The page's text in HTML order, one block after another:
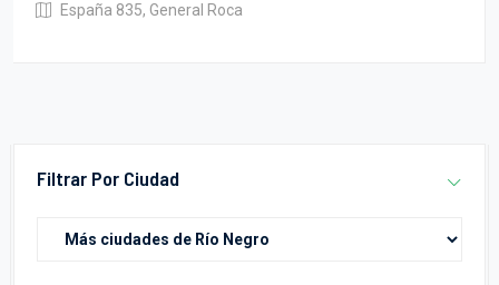
Filtrar Por Ciudad
España 835, General Roca